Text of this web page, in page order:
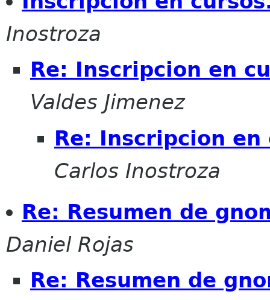
Inostroza
Re: Inscripcion en
Valdes Jimenez
Re: Inscripcion
Carlos Inostroza
Re: Resumen de
Daniel Rojas
Re: Resumen de